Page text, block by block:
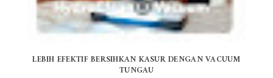
LEBIH EFEKTIF BERSIHKAN KASUR DENGAN VACUUM
TUNGAU